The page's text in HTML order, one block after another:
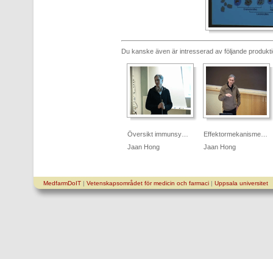
Du kanske även är intresserad av följande
Översikt immunsy…
Jaan Hong
Effektormekanisme…
Jaan Hong
MedfarmDoIT| Vetenskapsområdet för medicin och farmaci| Uppsala universitet